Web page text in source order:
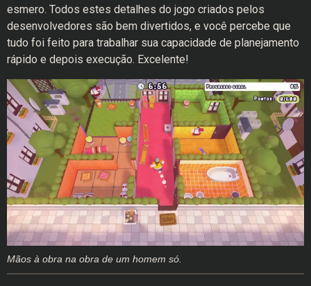
esmero. Todos estes detalhes do jogo criados pelos
desenvolvedores são bem divertidos, e você percebe que
tudo foi feito para trabalhar sua capacidade de planejamento
rápido e depois execução. Excelente!
Mãos à obra na obra de um homem só.